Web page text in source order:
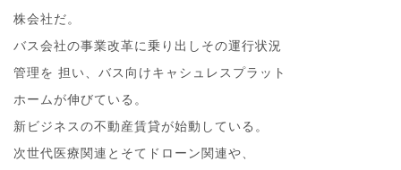
株会社だ。
バス会社の事業改革に乗り出しその運行状況
管理を 担い、バス向けキャシュレスプラット
ホームが伸びている。
新ビジネスの不動産賃貸が始動している。
次世代医療関連とそてドローン関連や、